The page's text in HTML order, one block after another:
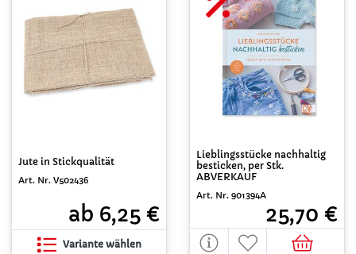
Jute in Stickqualität
Art. Nr. V502436
ab 6,25 €
Variante wählen
Lieblingsstücke nachhaltig
besticken, per Stk.
ABVERKAUF
Art. Nr. 901394A
25,70 €